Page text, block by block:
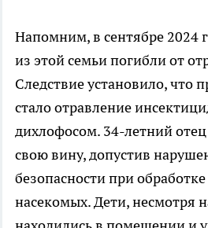
Напомним, в сентябре 2024
из этой семьи погибли от
Следствие установило, что
стало отравление
дихлофосом. 34-летний
свою вину, допустив
безопасности при
насекомых. Дети, несмотря